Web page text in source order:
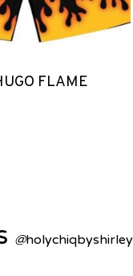
FLAME
@holychiqbyshirley